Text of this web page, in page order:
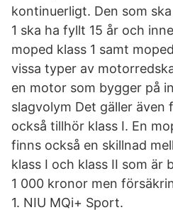
kontinuerligt. Den som
1 ska ha fyllt 15 år och
moped klass 1 samt
vissa typer av
en motor som bygger på
slagvolym Det gäller även
också tillhör klass I. En
finns också en skillnad
klass I och klass II som är
1 000 kronor men
1. NIU MQi+ Sport.